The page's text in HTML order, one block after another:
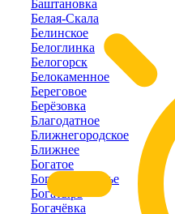
Баштановка
Белая-Скала
Белинское
Белоглинка
Белогорск
Белокаменное
Береговое
Берёзовка
Благодатное
Ближнегородское
Ближнее
Богатое
Богатое-Ущелье
Богатырь
Богачёвка